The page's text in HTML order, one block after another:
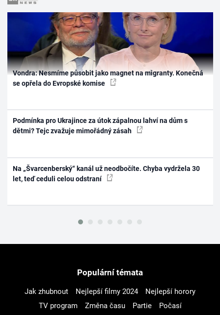
Vondra: Nesmíme působit jako magnet na migranty. Konečná
se opřela do Evropské komise
Podmínka pro Ukrajince za útok zápalnou lahví na dům s
dětmi? Tejc zvažuje mimořádný zásah
Na „Švarcenberský“ kanál už neodbočíte. Chyba vydržela 30
let, teď ceduli celou odstraní
Populární témata
Jak zhubnout Nejlepší filmy 2024
Nejlepší horory
TV program
Změna času Partie
Počasí